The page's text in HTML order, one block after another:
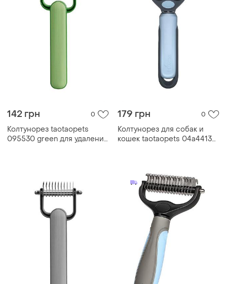
142 грн 0
Колтунорез taotaopets
095530 green для удаления
179 грн 0
Колтунорез для собак и
кошек taotaopets 04a4413